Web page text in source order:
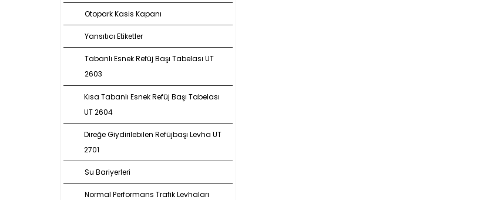
Otopark Kasis Kapanı
Yansıtıcı Etiketler
Tabanlı Esnek Refüj Başı Tabelası UT
2603
Kısa Tabanlı Esnek Refüj Başı Tabelası
UT 2604
Direğe Giydirilebilen Refüjbaşı Levha UT
2701
Su Bariyerleri
Normal Performans Trafik Levhaları